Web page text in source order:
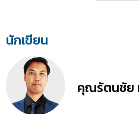
นักเขียน
คุณรัตนชัย